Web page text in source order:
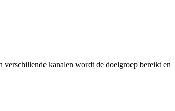
kanalen wordt de doelgroep bereikt en